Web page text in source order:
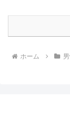
ホーム